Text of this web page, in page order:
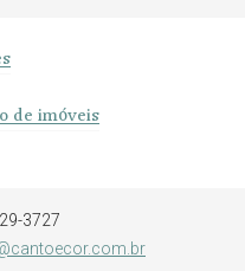
de imóveis
3727